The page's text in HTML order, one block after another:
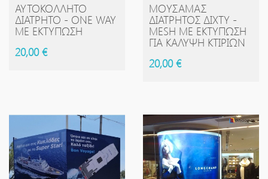
ΑΥΤΟΚΌΛΛΗΤΟ
ΔΙΆΤΡΗΤΟ - ONE WAY
ΜΕ ΕΚΤΎΠΩΣΗ
20,00 €
ΜΟΥΣΑΜΆΣ
ΔΙΆΤΡΗΤΟΣ ΔΊΧΤΥ -
MESH ΜΕ ΕΚΤΎΠΩΣΗ
ΓΙΑ ΚΆΛΥΨΗ ΚΤΙΡΊΩΝ
20,00 €